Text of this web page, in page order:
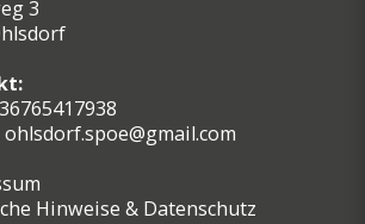
3
ohlsdorf.spoe@gmail.com
Hinweise & Datenschutz